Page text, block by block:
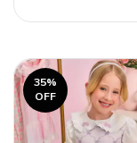
35%
OFF